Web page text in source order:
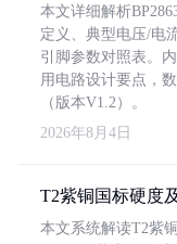
本文详细解析
定义、典型电压/电
引脚参数对照表。
用电路设计要点，
（版本V1.2）。
2026年8月4日
T2紫铜国标硬度
本文系统解读T2紫